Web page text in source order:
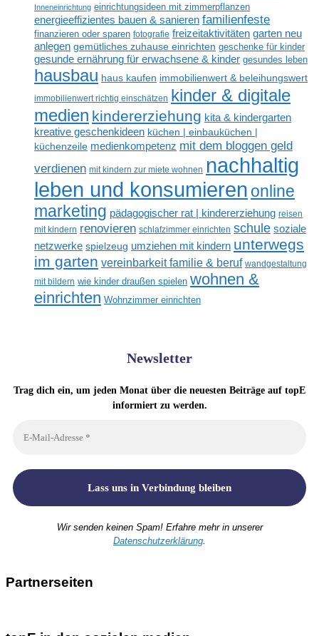
Inneneinrichtung einrichtungsideen mit zimmerpflanzen
energieeffizientes bauen & sanieren familienfeste
finanzieren oder sparen fotografie freizeitaktivitäten garten neu
anlegen gemütliches zuhause einrichten geschenke für kinder
gesunde ernährung für erwachsene & kinder gesundes leben
hausbau haus kaufen immobilienwert & beleihungswert
immobilienwert richtig einschätzen kinder & digitale
medien kindererziehung kita & kindergarten
kreative geschenkideen küchen | einbauküchen |
küchenzeile medienkompetenz mit dem bloggen geld
verdienen mit kindern zur miete wohnen nachhaltig
leben und konsumieren online
marketing pädagogischer rat | kindererziehung reisen
mit kindern renovieren schlafzimmer einrichten schule soziale
netzwerke spielzeug umziehen mit kindern unterwegs
im garten vereinbarkeit familie & beruf wandgestaltung
mit bildern wie kinder draußen spielen wohnen &
einrichten Wohnzimmer einrichten
Newsletter
Trag dich ein, um jeden Monat über die neuesten Beiträge auf topE
informiert zu werden.
Wir senden keinen Spam! Erfahre mehr in unserer
Datenschutzerklärung
Partnerseiten